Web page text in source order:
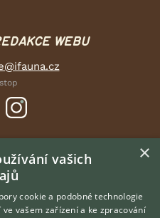
WEBU
STRÁNKA
×
vašich
cookie a podobné technologie
vašem zařízení a ke zpracování